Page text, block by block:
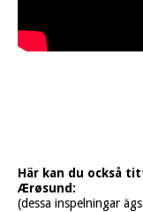
Här kan du också
Ærøsund:
(dessa inspelningar